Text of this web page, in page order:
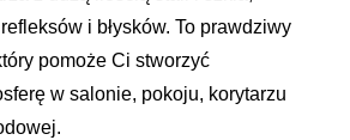
i błysków. To prawdziwy
pomoże Ci stworzyć
w salonie, pokoju, korytarzu